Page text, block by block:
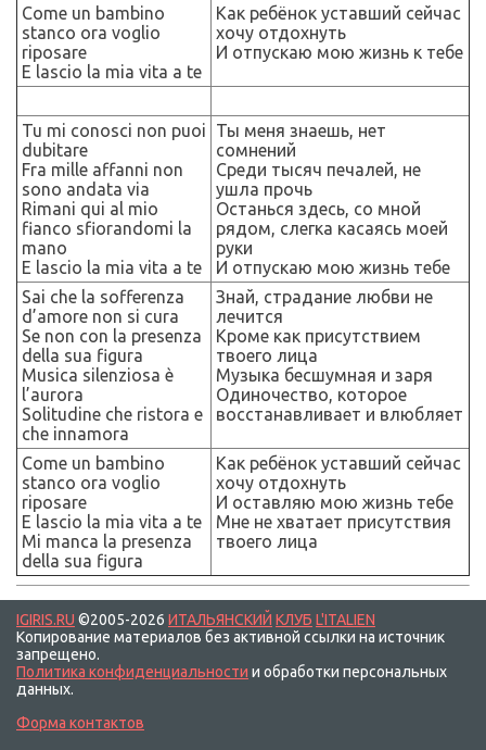
Come un bambino
stanco ora voglio
riposare
E lascio la mia vita a te
Как ребёнок уставший сейчас
хочу отдохнуть
И отпускаю мою жизнь к тебе
Tu mi conosci non puoi
dubitare
Fra mille affanni non
sono andata via
Rimani qui al mio
fianco sfiorandomi la
mano
E lascio la mia vita a te
Ты меня знаешь, нет
сомнений
Среди тысяч печалей, не
ушла прочь
Останься здесь, со мной
рядом, слегка касаясь моей
руки
И отпускаю мою жизнь тебе
Sai che la sofferenza
d’amore non si cura
Se non con la presenza
della sua figura
Musica silenziosa è
l’aurora
Solitudine che ristora e
che innamora
Знай, страдание любви не
лечится
Кроме как присутствием
твоего лица
Музыка бесшумная и заря
Одиночество, которое
восстанавливает и влюбляет
Come un bambino
stanco ora voglio
riposare
E lascio la mia vita a te
Mi manca la presenza
della sua figura
Как ребёнок уставший сейчас
хочу отдохнуть
И оставляю мою жизнь тебе
Мне не хватает присутствия
твоего лица
IGIRIS.RU ©2005-2026 ИТАЛЬЯНСКИЙ КЛУБ L'ITALIEN
Копирование материалов без активной ссылки на источник
запрещено.
Политика конфиденциальности и обработки персональных
данных.
Форма контактов